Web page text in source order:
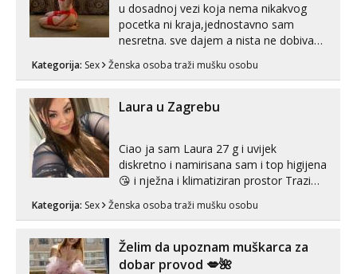
u dosadnoj vezi koja nema nikakvog
pocetka ni kraja,jednostavno sam
nesretna. sve dajem a nista ne dobivam
zadovoljiti moje potrebe,ne trazim puno
volim njezan seks i njezne poljupce po
tijelu koji me jako pale,obozavam kad
Kategorija: Sex Ženska osoba traži mušku osobu
Laura u Zagrebu
Ciao ja sam Laura 27 g i uvijek
diskretno i namirisana sam i top higijena
😘 i nježna i klimatiziran prostor Trazim
Pusenje i gutanje sperme Erotsko rublje
tijelu Iskljucivo neradim analni !!! I
neljubim se Wha...
Kategorija: Sex Ženska osoba traži mušku osobu
Želim da upoznam muškarca za
dobar provod 💋🌺